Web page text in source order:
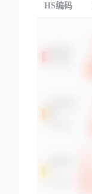
HS编码